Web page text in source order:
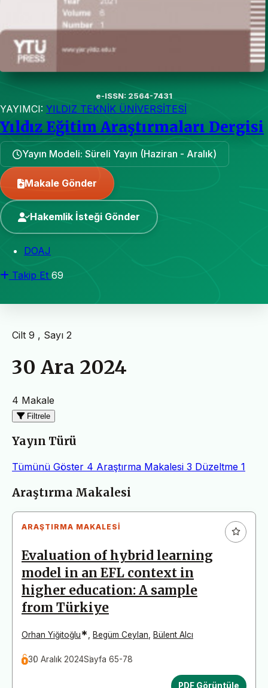
e-ISSN: 2564-7431
YAYIMCI: YILDIZ TEKNİK ÜNİVERSİTESİ
Yıldız Eğitim Araştırmaları Dergisi
Yayın Modeli: Süreli Yayın (Haziran - Aralık)
Makale Gönder
Hakemlik İsteği Gönder
DOAJ
Takip Et 69
Cilt 9 , Sayı 2
30 Ara 2024
4 Makale
Filtrele
Yayın Türü
Tümünü Göster 4 Araştırma Makalesi 3 Düzeltme 1
Makaleler
Araştırma Makalesi
ARAŞTIRMA MAKALESI
Evaluation of hybrid learning
model in an EFL context in
higher education: A sample
from Türkiye
Orhan Yiğitoğlu* Begüm Ceylan Bülent Alcı
30 Aralık 2024Sayfa 65-78
PDF Görüntüle